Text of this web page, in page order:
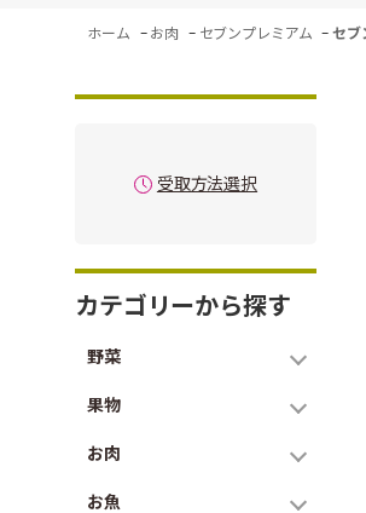
ホーム - お肉 - セブンプレミアム -セブ
受取方法選択
カテゴリーから探す
野菜
果物
お肉
お魚